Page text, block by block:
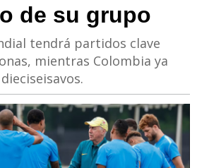
de su grupo
tendrá partidos clave
mientras Colombia ya